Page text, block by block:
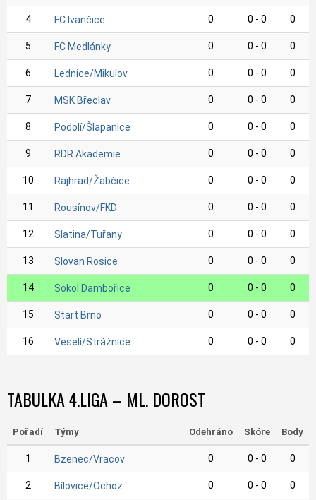
4 FC Ivančice 0 0 - 0 0
5 FC Medlánky 0 0 - 0 0
6 Lednice/Mikulov 0 0 - 0 0
7 MSK Břeclav 0 0 - 0 0
8 Podolí/Šlapanice 0 0 - 0 0
9 RDR Akademie 0 0 - 0 0
10 Rajhrad/Žabčice 0 0 - 0 0
11 Rousínov/FKD 0 0 - 0 0
12 Slatina/Tuřany 0 0 - 0 0
13 Slovan Rosice 0 0 - 0 0
14 Sokol Dambořice 0 0 - 0 0
15 Start Brno 0 0 - 0 0
16 Veselí/Strážnice 0 0 - 0 0
TABULKA 4.LIGA – ML. DOROST
Pořadí Týmy Odehráno Skóre Body
1 Bzenec/Vracov 0 0 - 0 0
2 Bílovice/Ochoz 0 0 - 0 0